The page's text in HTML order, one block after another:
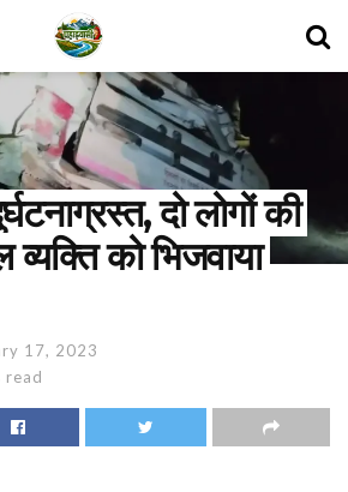
दो लोगों की
को भिजवाया
17, 2023
read